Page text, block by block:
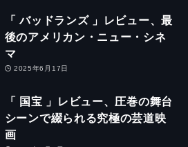
「 バッドランズ 」レビュー、最
後のアメリカン・ニュー・シネ
マ
2025年6月17日
「 国宝 」レビュー、圧巻の舞台
シーンで綴られる究極の芸道映
画